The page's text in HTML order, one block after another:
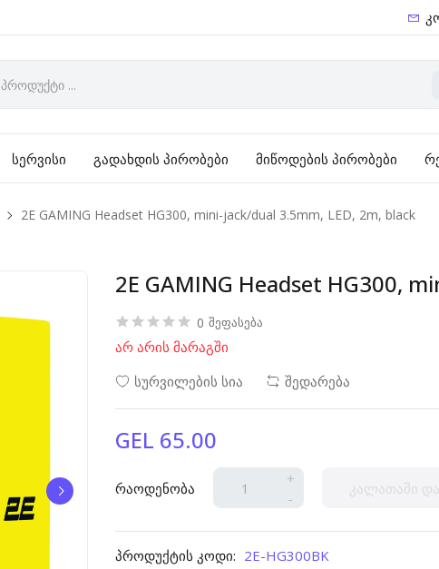
სერვისი გადახდის პირობები მიწოდების პირობები
2E GAMING Headset HG300, mini-jack/dual 3.5mm, LED, 2m, black
2E GAMING Headset HG300,
0 შეფასება
არ არის მარაგში
სურვილების სია
შედარება
GEL 65.00
რაოდენობა
+
-
კალათაში
პროდუქტის კოდი: 2E-HG300BK